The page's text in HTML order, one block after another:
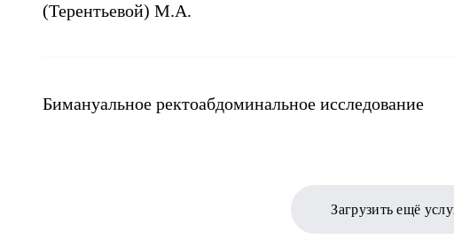
(Терентьевой) М.А.
Бимануальное ректоабдоминальное исследование
Загрузить ещё